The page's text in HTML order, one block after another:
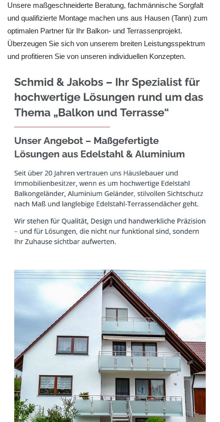
Unsere maßgeschneiderte Beratung, fachmännische Sorgfalt
und qualifizierte Montage machen uns aus Hausen (Tann) zum
optimalen Partner für Ihr Balkon- und Terrassenprojekt.
Überzeugen Sie sich von unserem breiten Leistungsspektrum
und profitieren Sie von unseren individuellen Konzepten.